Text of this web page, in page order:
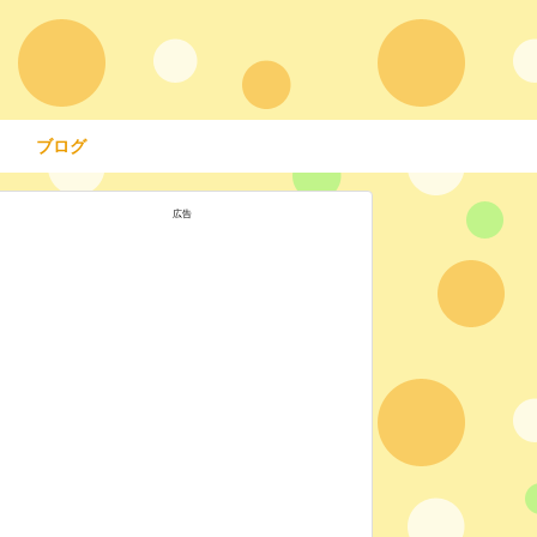
ブログ
広告